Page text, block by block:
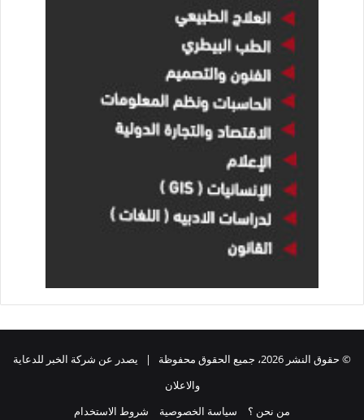
© حقوق النشر 2026، جميع الحقوق محفوظة | يصدر عن شركة الخبر للدعاية
والاعلان
من نحن ؟
سياسة الخصوصية شروط الاستخدام